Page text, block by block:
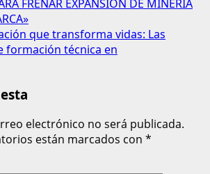
FRENAR EXPANSIÓN DE MINERÍA
que transforma vidas: Las
formación técnica en
electrónico no será publicada.
están marcados con *